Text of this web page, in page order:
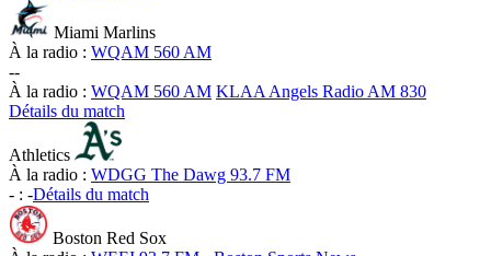
Miami Marlins
À la radio : WQAM 560 AM
--
À la radio : WQAM 560 AM KLAA Angels Radio AM 830
Détails du match
Athletics
À la radio : WDGG The Dawg 93.7 FM
- : -Détails du match
Boston Red Sox